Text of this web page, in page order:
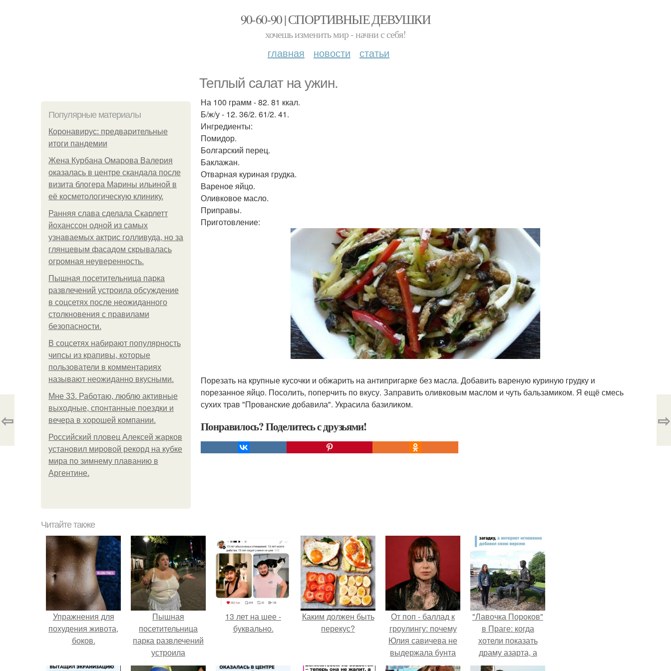
90-60-90 | СПОРТИВНЫЕ ДЕВУШКИ
хочешь изменить мир - начни с себя!
главная новости статьи
Теплый салат на ужин.
Популярные материалы
Коронавирус: предварительные
итоги пандемии
Жена Курбана Омарова Валерия
оказалась в центре скандала после
визита блогера Марины ильиной в
её косметологическую клинику.
Ранняя слава сделала Скарлетт
йоханссон одной из самых
узнаваемых актрис голливуда, но за
глянцевым фасадом скрывалась
огромная неуверенность.
Пышная посетительница парка
развлечений устроила обсуждение
в соцсетях после неожиданного
столкновения с правилами
безопасности.
В соцсетях набирают популярность
чипсы из крапивы, которые
пользователи в комментариях
называют неожиданно вкусными.
Мне 33. Работаю, люблю активные
выходные, спонтанные поездки и
вечера в хорошей компании.
Российский пловец Алексей жарков
установил мировой рекорд на кубке
мира по зимнему плаванию в
Аргентине.
На 100 грамм - 82. 81 ккал.
Б/ж/у - 12. 36/2. 61/2. 41.
Ингредиенты:
Помидор.
Болгарский перец.
Баклажан.
Отварная куриная грудка.
Вареное яйцо.
Оливковое масло.
Приправы.
Приготовление:
Порезать на крупные кусочки и обжарить на антипригарке без масла. Добавить вареную куриную грудку и
порезанное яйцо. Посолить, поперчить по вкусу. Заправить оливковым маслом и чуть бальзамиком. Я ещё смесь
сухих трав "Прованские добавила". Украсила базиликом.
Понравилось? Поделитесь с друзьями!
⇦ ⇨
Читайте также
Упражнения для
похудения живота,
боков.
Пышная
посетительница
парка развлечений
устроила
обсуждение в
13 лет на шее -
буквально.
Каким должен быть
перекус?
От поп - баллад к
гроулингу: почему
Юлия савичева не
выдержала бунта
собственной
"Лавочка Пороков"
в Праге: когда
хотели показать
драму азарта, а
получился 18+.